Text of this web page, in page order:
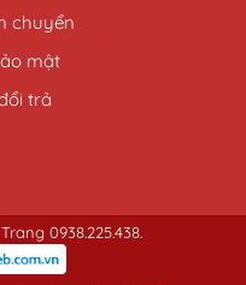
chuyển
mật
trả
0938.225.438.